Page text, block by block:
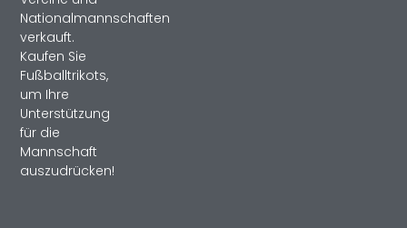
Nationalmannschaften
verkauft.
Kaufen Sie
Fußballtrikots,
um Ihre
Unterstützung
für die
Mannschaft
auszudrücken!